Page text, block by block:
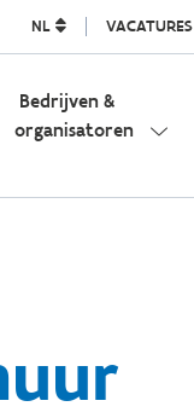
NL VACATURES
Bedrijven &
organisatoren